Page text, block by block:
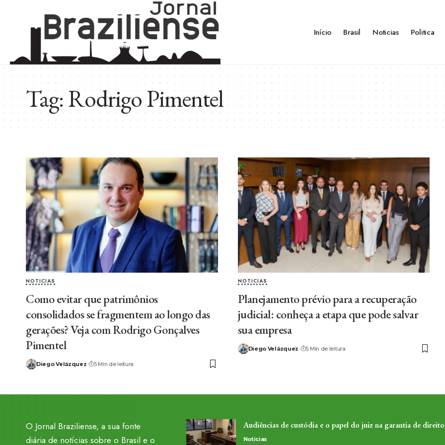
Início Brasil Noticias Politica
Tag:Rodrigo Pimentel
NOTICIAS
Como evitar que patrimônios
consolidados se fragmentem ao longo das
gerações? Veja com Rodrigo Gonçalves
Pimentel
Diego Velázquez 5 Min de leitura
NOTICIAS
Planejamento prévio para a recuperação
judicial: conheça a etapa que pode salvar
sua empresa
Diego Velázquez 5 Min de leitura
O Jornal Braziliense, a sua fonte
diária de notícias sobre o Brasil e o
Audiências de custódia e o papel do juiz na garantia de
Noticias